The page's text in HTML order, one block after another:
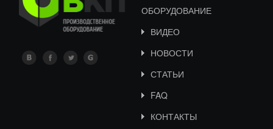
ОБОРУДОВАНИЕ
ВИДЕО
НОВОСТИ
СТАТЬИ
FAQ
КОНТАКТЫ